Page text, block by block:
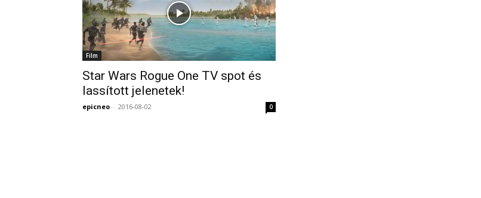
Film
Star Wars Rogue One TV spot és
lassított jelenetek!
epicneo - 2016-08-02 0